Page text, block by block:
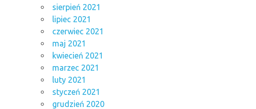
sierpień 2021
lipiec 2021
czerwiec 2021
maj 2021
kwiecień 2021
marzec 2021
luty 2021
styczeń 2021
grudzień 2020